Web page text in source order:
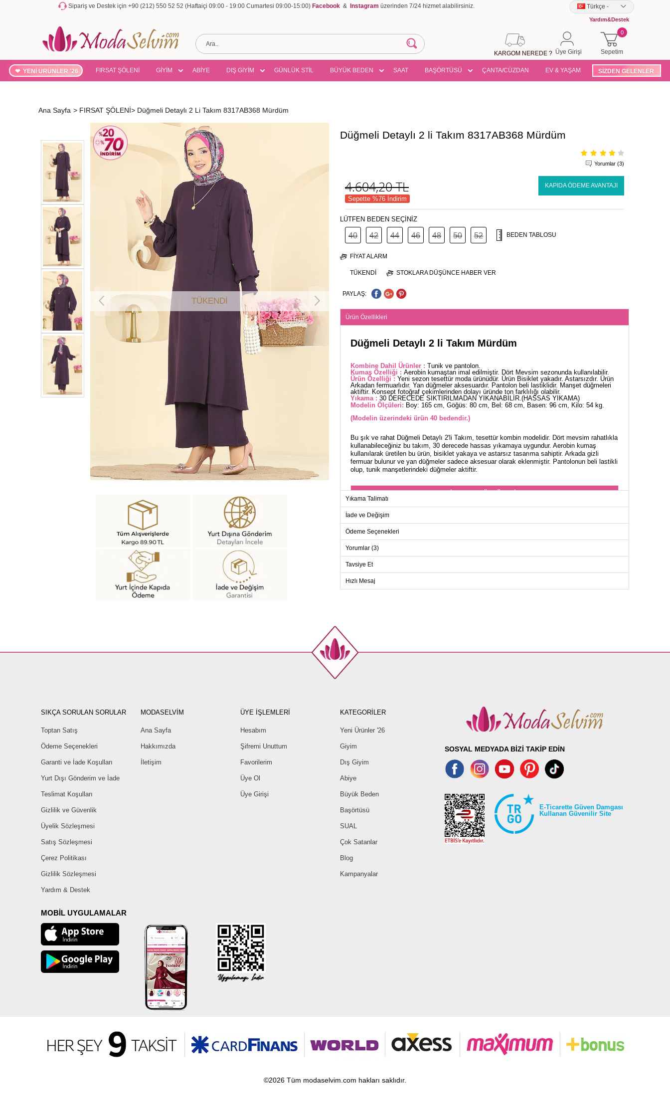
Sipariş ve Destek için +90 (212) 550 52 52 (Haftaiçi 09:00 - 19:00 Cumartesi 09:00-15:00) Facebook & Instagram üzerinden 7/24 hizmet alabilirsiniz. Türkçe -
Yardım&Destek
Sepetim
0
Üye Girişi
KARGOM NEREDE ?
YENİ ÜRÜNLER '26 FIRSAT ŞÖLENİ GİYİM ABİYE DIŞ GİYİM GÜNLÜK STİL BÜYÜK BEDEN SAAT BAŞÖRTÜSÜ ÇANTA/CÜZDAN EV & YAŞAM SİZDEN GELENLER
Ana Sayfa > FIRSAT ŞÖLENİ> Düğmeli Detaylı 2 Li Takım 8317AB368 Mürdüm
TÜKENDİ
Düğmeli Detaylı 2 li Takım 8317AB368 Mürdüm
Yorumlar (3)
4.604,20TL KAPIDA ÖDEME AVANTAJI
Sepette %76 İndirim
LÜTFEN BEDEN SEÇİNİZ
40 42 44 46 48 50 52 BEDEN TABLOSU
FIYAT ALARM
TÜKENDI STOKLARA DÜŞÜNCE HABER VER
PAYLAŞ:
Ürün Özellikleri
Düğmeli Detaylı 2 li Takım Mürdüm
Kombine Dahil Ürünler : Tunik ve pantolon.
Kumaş Özelliği : Aerobin kumaştan imal edilmiştir. Dört Mevsim sezonunda kullanılabilir.
Ürün Özelliği : Yeni sezon tesettür moda ürünüdür. Ürün Bisiklet yakadır. Astarsızdır. Ürün
Arkadan fermuarlıdır. Yan düğmeler aksesuardır. Pantolon beli lastiklidir. Manşet düğmeleri
aktiftir. Konsept fotoğraf çekimlerinden dolayı üründe ton farklılığı olabilir.
Yıkama : 30 DERECEDE SIKTIRILMADAN YIKANABİLİR.(HASSAS YIKAMA)
Modelin Ölçüleri: Boy: 165 cm, Göğüs: 80 cm, Bel: 68 cm, Basen: 96 cm, Kilo: 54 kg.
(Modelin üzerindeki ürün 40 bedendir.)
Bu şık ve rahat Düğmeli Detaylı 2'li Takım, tesettür kombin modelidir. Dört mevsim rahatlıkla
kullanabileceğiniz bu takım, 30 derecede hassas yıkamaya uygundur. Aerobin kumaş
kullanılarak üretilen bu ürün, bisiklet yakaya ve astarsız tasarıma sahiptir. Arkada gizli
fermuar bulunur ve yan düğmeler sadece aksesuar olarak eklenmiştir. Pantolonun beli lastikli
olup, tunik manşetlerindeki düğmeler aktiftir.
Beden
Göğüs
Boy
48
122
114
98
98
Yıkama Talimatı
İade ve Değişim
Ödeme Seçenekleri
Yorumlar (3)
Tavsiye Et
Hızlı Mesaj
SIKÇA SORULAN SORULAR
Toptan Satış
Ödeme Seçenekleri
Garanti ve İade Koşulları
Yurt Dışı Gönderim ve İade
Teslimat Koşulları
Gizlilik ve Güvenlik
Üyelik Sözleşmesi
Satış Sözleşmesi
Çerez Politikası
Gizlilik Sözleşmesi
Yardım & Destek
MODASELVİM
Ana Sayfa
Hakkımızda
İletişim
ÜYE İŞLEMLERİ
Hesabım
Şifremi Unuttum
Favorilerim
Üye Ol
Üye Girişi
KATEGORİLER
Yeni Ürünler '26
Giyim
Dış Giyim
Abiye
Büyük Beden
Başörtüsü
SUAL
Çok Satanlar
Blog
Kampanyalar
MOBİL UYGULAMALAR
SOSYAL MEDYADA BİZİ TAKİP EDİN
E-Ticarette Güven Damgası
Kullanan Güvenilir Site
©2026 Tüm modaselvim.com hakları saklıdır.